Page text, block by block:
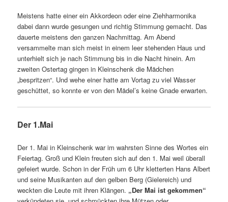
Meistens hatte einer ein Akkordeon oder eine Ziehharmonika
dabei dann wurde gesungen und richtig Stimmung gemacht. Das
dauerte meistens den ganzen Nachmittag. Am Abend
versammelte man sich meist in einem leer stehenden Haus und
unterhielt sich je nach Stimmung bis in die Nacht hinein. Am
zweiten Ostertag gingen in Kleinschenk die Mädchen
„bespritzen“. Und wehe einer hatte am Vortag zu viel Wasser
geschüttet, so konnte er von den Mädel’s keine Gnade erwarten.
Der 1.Mai
Der 1. Mai in Kleinschenk war im wahrsten Sinne des Wortes ein
Feiertag. Groß und Klein freuten sich auf den 1. Mai weil überall
gefeiert wurde. Schon in der Früh um 6 Uhr kletterten Hans Albert
und seine Musikanten auf den gelben Berg (Gielereich) und
weckten die Leute mit ihren Klängen. „Der Mai ist gekommen“